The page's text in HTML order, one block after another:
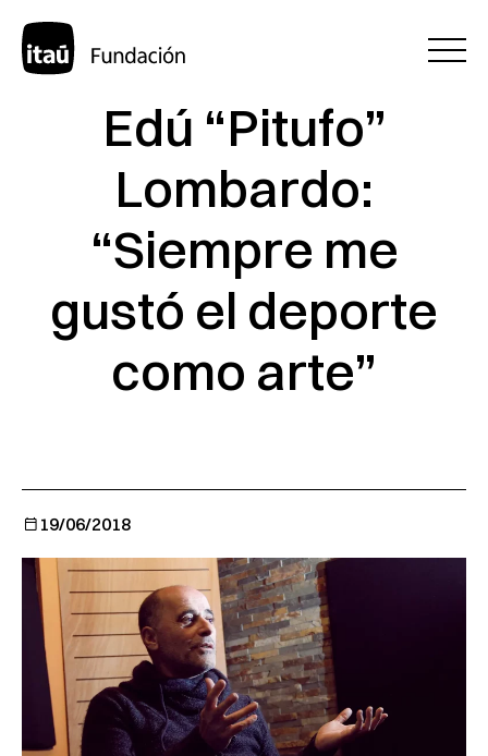
Edú “Pitufo”
Lombardo:
“Siempre me
gustó el deporte
como arte”
19/06/2018